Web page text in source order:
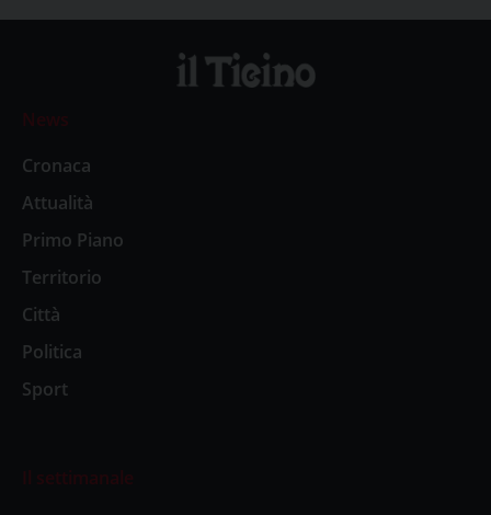
News
Cronaca
Attualità
Primo Piano
Territorio
Città
Politica
Sport
Il settimanale